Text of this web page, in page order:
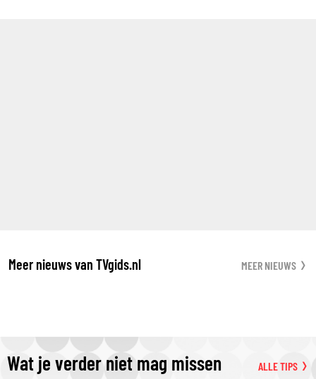
Meer nieuws van TVgids.nl MEER NIEUWS
Wat je verder niet mag missen ALLE TIPS